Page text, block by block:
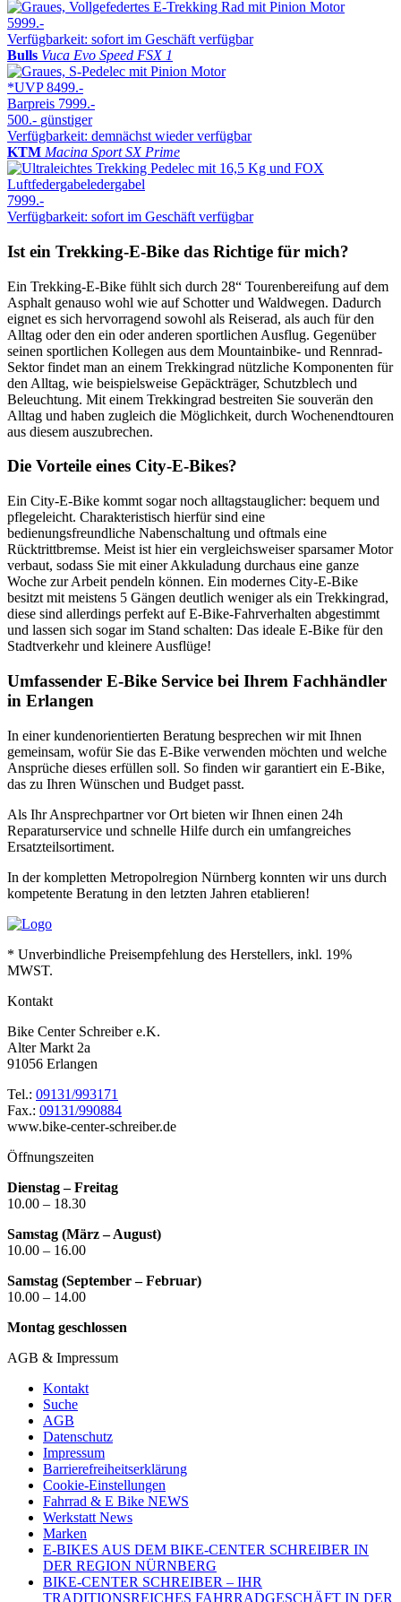
5999.-
Verfügbarkeit: sofort im Geschäft verfügbar
Bulls Vuca Evo Speed FSX 1
*UVP8499.-
Barpreis 7999.-
500.- günstiger
Verfügbarkeit: demnächst wieder verfügbar
KTM Macina Sport SX Prime
7999.-
Verfügbarkeit: sofort im Geschäft verfügbar
Ist ein Trekking-E-Bike das Richtige für mich?
Ein Trekking-E-Bike fühlt sich durch 28“ Tourenbereifung auf dem
Asphalt genauso wohl wie auf Schotter und Waldwegen. Dadurch
eignet es sich hervorragend sowohl als Reiserad, als auch für den
Alltag oder den ein oder anderen sportlichen Ausflug. Gegenüber
seinen sportlichen Kollegen aus dem Mountainbike- und Rennrad-
Sektor findet man an einem Trekkingrad nützliche Komponenten für
den Alltag, wie beispielsweise Gepäckträger, Schutzblech und
Beleuchtung. Mit einem Trekkingrad bestreiten Sie souverän den
Alltag und haben zugleich die Möglichkeit, durch Wochenendtouren
aus diesem auszubrechen.
Die Vorteile eines City-E-Bikes?
Ein City-E-Bike kommt sogar noch alltagstauglicher: bequem und
pflegeleicht. Charakteristisch hierfür sind eine
bedienungsfreundliche Nabenschaltung und oftmals eine
Rücktrittbremse. Meist ist hier ein vergleichsweiser sparsamer Motor
verbaut, sodass Sie mit einer Akkuladung durchaus eine ganze
Woche zur Arbeit pendeln können. Ein modernes City-E-Bike
besitzt mit meistens 5 Gängen deutlich weniger als ein Trekkingrad,
diese sind allerdings perfekt auf E-Bike-Fahrverhalten abgestimmt
und lassen sich sogar im Stand schalten: Das ideale E-Bike für den
Stadtverkehr und kleinere Ausflüge!
Umfassender E-Bike Service bei Ihrem Fachhändler
in Erlangen
In einer kundenorientierten Beratung besprechen wir mit Ihnen
gemeinsam, wofür Sie das E-Bike verwenden möchten und welche
Ansprüche dieses erfüllen soll. So finden wir garantiert ein E-Bike,
das zu Ihren Wünschen und Budget passt.
Als Ihr Ansprechpartner vor Ort bieten wir Ihnen einen 24h
Reparaturservice und schnelle Hilfe durch ein umfangreiches
Ersatzteilsortiment.
In der kompletten Metropolregion Nürnberg konnten wir uns durch
kompetente Beratung in den letzten Jahren etablieren!
* Unverbindliche Preisempfehlung des Herstellers, inkl. 19%
MWST.
Kontakt
Bike Center Schreiber e.K.
Alter Markt 2a
91056 Erlangen
Tel.: 09131/993171
Fax.: 09131/990884
www.bike-center-schreiber.de
Öffnungszeiten
Dienstag – Freitag
10.00 – 18.30
Samstag (März – August)
10.00 – 16.00
Samstag (September – Februar)
10.00 – 14.00
Montag geschlossen
AGB & Impressum
Kontakt
Suche
AGB
Datenschutz
Impressum
Barrierefreiheitserklärung
Cookie-Einstellungen
Fahrrad & E Bike NEWS
Werkstatt News
Marken
E-BIKES AUS DEM BIKE-CENTER SCHREIBER IN
DER REGION NÜRNBERG
BIKE-CENTER SCHREIBER – IHR
TRADITIONSREICHES FAHRRADGESCHÄFT IN DER